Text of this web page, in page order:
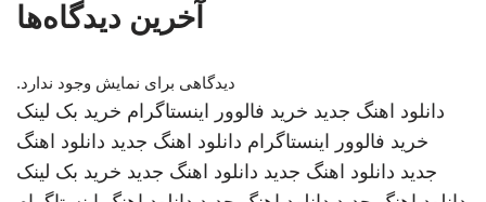
آخرین دیدگاه‌ها
دیدگاهی برای نمایش وجود ندارد.
دانلود اهنگ جدید خرید فالوور اینستاگرام خرید بک لینک
خرید فالوور اینستاگرام دانلود اهنگ جدید دانلود اهنگ
جدید دانلود اهنگ جدید دانلود اهنگ جدید خرید بک لینک